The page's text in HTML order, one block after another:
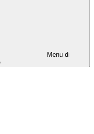
Menu di